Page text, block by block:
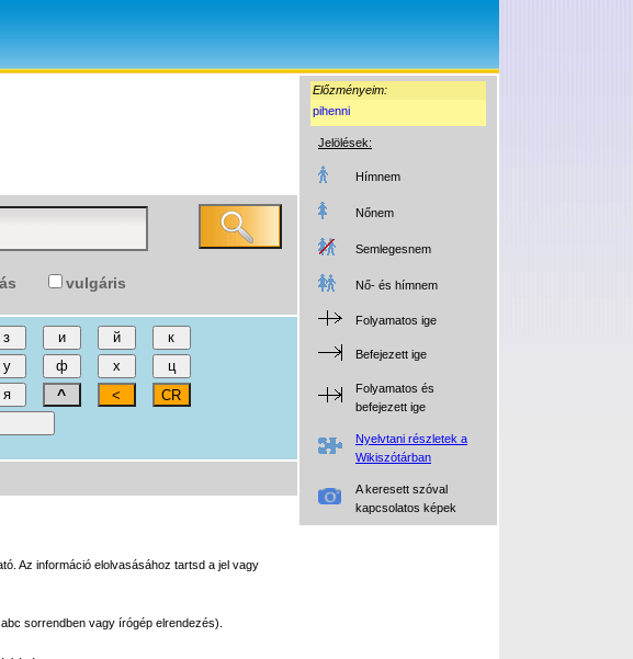
Előzményeim:
pihenni
Jelölések:
Hímnem
Nőnem
Semlegesnem
Nő- és hímnem
Folyamatos ige
Befejezett ige
Folyamatos és
befejezett ige
Nyelvtani részletek a
Wikiszótárban
A keresett szóval
kapcsolatos képek
vulgáris
Az információ elolvasásához tartsd a jel vagy
sorrendben vagy írógép elrendezés).